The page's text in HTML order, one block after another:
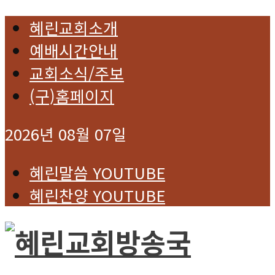
혜린교회소개
예배시간안내
교회소식/주보
(구)홈페이지
2026년 08월 07일
혜린말씀 YOUTUBE
혜린찬양 YOUTUBE